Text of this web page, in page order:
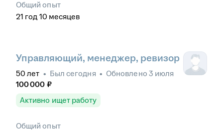
Общий опыт
21 год 10 месяцев
Управляющий, менеджер, ревизор
50 лет • Был сегодня • Обновлено 3 июля
100 000 ₽
Активно ищет работу
Общий опыт